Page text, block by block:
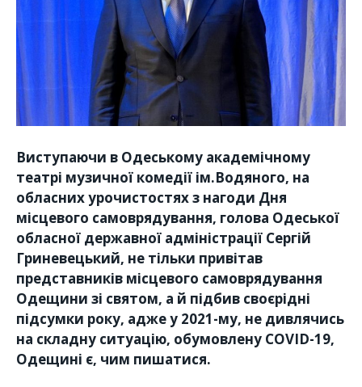
Виступаючи в Одеському академічному
театрі музичної комедії ім.Водяного, на
обласних урочистостях з нагоди Дня
місцевого самоврядування, голова Одеської
обласної державної адміністрації Сергій
Гриневецький, не тільки привітав
представників місцевого самоврядування
Одещини зі святом, а й підбив своєрідні
підсумки року, адже у 2021-му, не дивлячись
на складну ситуацію, обумовлену СОVID-19,
Одещині є, чим пишатися.